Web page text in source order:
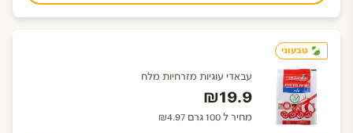
טבעוני
עבאדי עוגיות מזרחיות מלח
₪19.9
מחיר ל 100 גרם ₪4.97